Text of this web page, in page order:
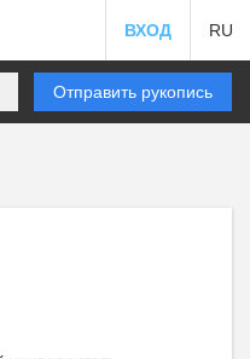
ВХОД RU
Отправить рукопись